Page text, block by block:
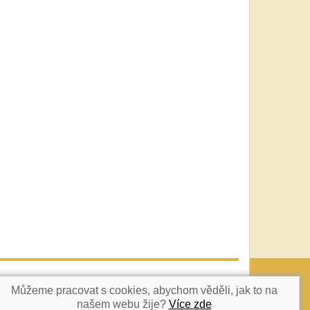
NAHORU
box.cz
Můžeme pracovat s cookies, abychom věděli, jak to na
našem webu žije? Více zde